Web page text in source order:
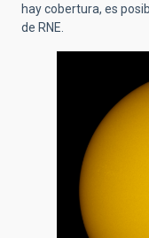
hay cobertura, es
de RNE.